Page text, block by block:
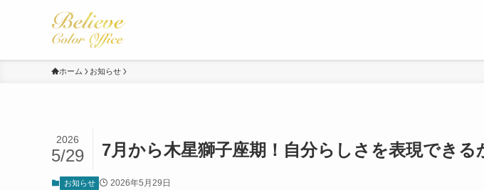
ホーム お知らせ
7月から木星獅子座期！自分らしさを表現できる
2026
5/29
お知らせ 2026年5月29日